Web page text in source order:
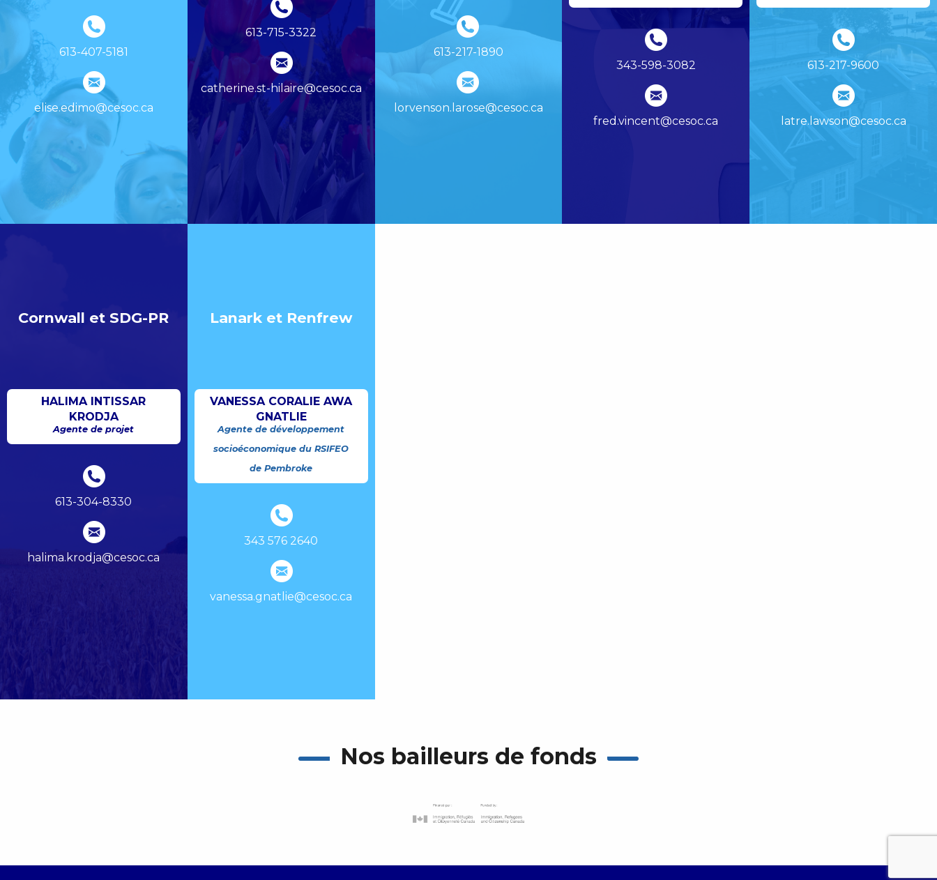
613-407-5181
elise.edimo@cesoc.ca
613-715-3322
catherine.st-hilaire@cesoc.ca
613-217-1890
lorvenson.larose@cesoc.ca
343-598-3082
fred.vincent@cesoc.ca
613-217-9600
latre.lawson@cesoc.ca
Cornwall et SDG-PR
HALIMA INTISSAR
KRODJA
Agente de projet
613-304-8330
halima.krodja@cesoc.ca
Lanark et Renfrew
VANESSA CORALIE AWA
GNATLIE
Agente de développement
socioéconomique du RSIFEO
de Pembroke
343 576 2640
vanessa.gnatlie@cesoc.ca
Nos bailleurs de fonds